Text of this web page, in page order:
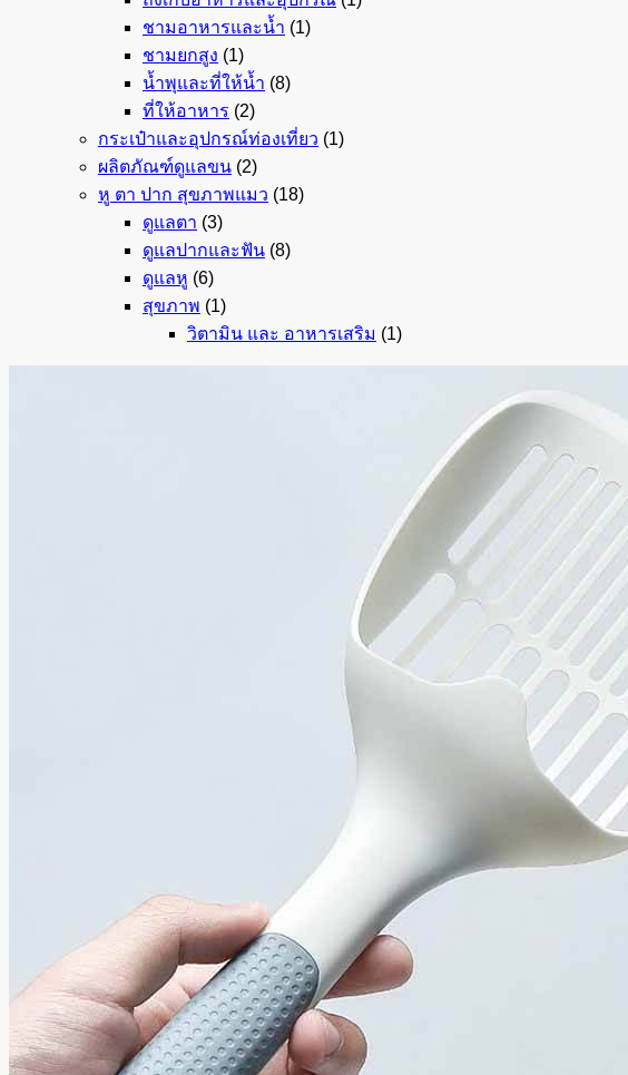
ชามอาหารและน้ำ (1)
ชามยกสูง (1)
น้ำพุและที่ให้น้ำ (8)
ที่ให้อาหาร (2)
กระเป๋าและอุปกรณ์ท่องเที่ยว (1)
ผลิตภัณฑ์ดูแลขน (2)
หู ตา ปาก สุขภาพแมว (18)
ดูแลตา (3)
ดูแลปากและฟัน (8)
ดูแลหู (6)
สุขภาพ (1)
วิตามิน และ อาหารเสริม (1)